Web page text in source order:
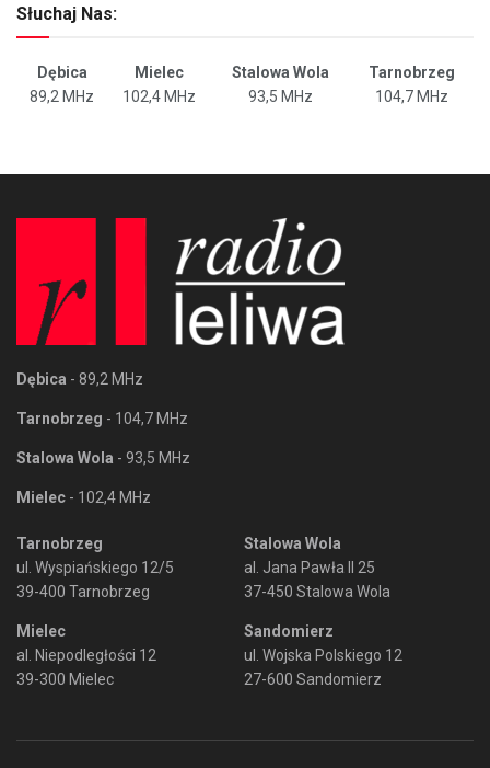
Słuchaj Nas:
Dębica Mielec Stalowa Wola
Tarnobrzeg
89,2 MHz
102,4 MHz 93,5 MHz 104,7 MHz
Dębica - 89,2 MHz
Tarnobrzeg - 104,7 MHz
Stalowa Wola - 93,5 MHz
Mielec - 102,4 MHz
Tarnobrzeg
ul. Wyspiańskiego 12/5
39-400 Tarnobrzeg
Mielec
al. Niepodległości 12
39-300 Mielec
Stalowa Wola
al. Jana Pawła II 25
37-450 Stalowa Wola
Sandomierz
ul. Wojska Polskiego 12
27-600 Sandomierz